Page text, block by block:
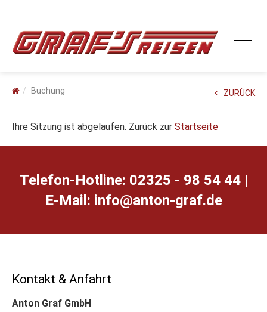
Buchung ZURÜCK
Ihre Sitzung ist abgelaufen. Zurück zur Startseite
Telefon-Hotline: 02325 - 98 54 44 |
E-Mail: ed.farg-notna@ofni
Kontakt & Anfahrt
Anton Graf GmbH